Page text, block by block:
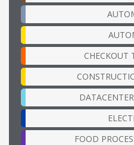
CHECKOUT
FOOD